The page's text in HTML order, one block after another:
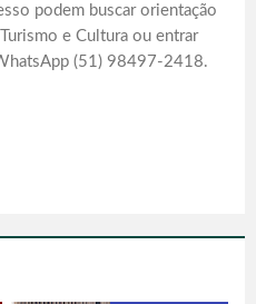
podem buscar orientação
e Cultura ou entrar
(51) 98497-2418.